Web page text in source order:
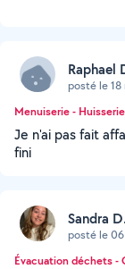
Raphael
posté le 18
Menuiserie -
Je n'ai pas fait
fini
Sandra
posté le
Évacuation déchets -